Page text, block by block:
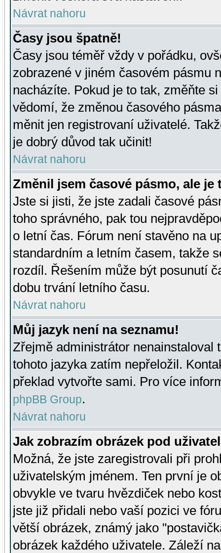
Návrat nahoru
Časy jsou špatně!
Časy jsou téměř vždy v pořádku,
zobrazené v jiném časovém pásmu
nacházíte. Pokud je to tak, změňte
vědomí, že změnou časového
měnit jen registrovaní uživatelé.
je dobrý důvod tak učinit!
Návrat nahoru
Změnil jsem časové pásmo, ale je
Jste si jisti, že jste zadali časové
toho správného, pak tou
o letní čas. Fórum není stavěno na
standardním a letním časem, takže
rozdíl. Řešením může být posunutí
dobu trvání letního času.
Návrat nahoru
Můj jazyk není na seznamu!
Zřejmě administrátor nenainstaloval
tohoto jazyka zatím nepřeložil.
překlad vytvořte sami. Pro více
phpBB Group.
Návrat nahoru
Jak zobrazím obrázek pod
Možná, že jste zaregistrovali při
uživatelským jménem. Ten první je
obvykle ve tvaru hvězdiček nebo
jste již přidali nebo vaší pozici ve
větší obrázek, známý jako
obrázek každého uživatele. Záleží